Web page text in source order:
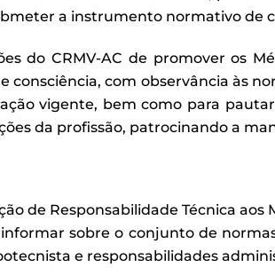
a instrumento normativo
do CRMV-AC de promover os
consciência, com observância às
vigente, bem como para
da profissão, patrocinando a
de Responsabilidade Técnica
sobre o conjunto de
e responsabilidades